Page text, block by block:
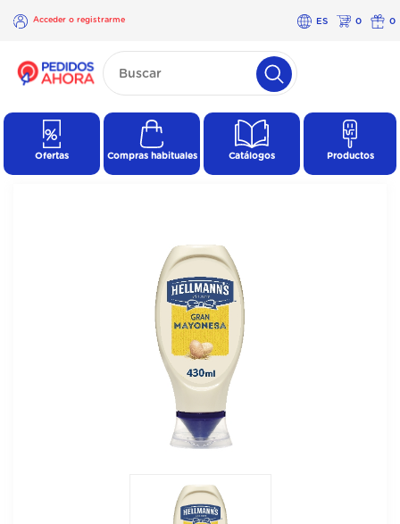
Acceder o registrarme ES 0 0
×
Acceder o
Ofertas Compras habituales Catálogos Productos